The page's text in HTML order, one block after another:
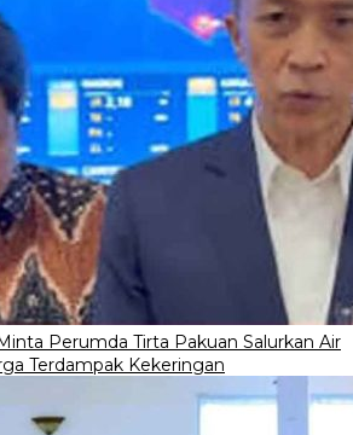
Perumda Tirta Pakuan Salurkan Air
Terdampak Kekeringan